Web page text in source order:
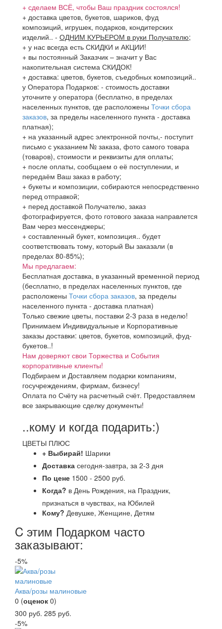
+ сделаем ВСЁ, чтобы Ваш праздник состоялся!
+ доставка цветов, букетов, шариков, фуд
композиций, игрушек, подарков, кондитерских
изделий.. - ОДНИМ КУРЬЕРОМ в руки Получателю;
+ у нас всегда есть СКИДКИ и АКЦИИ!
+ вы постоянный Заказчик – значит у Вас
накопительная система СКИДОК!
+ доставка: цветов, букетов, съедобных композиций..
у Оператора Подарков: - стоимость доставки
уточните у оператора (бесплатно, в пределах
населенных пунктов, где расположены Точки сбора
заказов, за пределы населенного пункта - доставка
платная);
+ на указанный адрес электронной почты,- поступит
письмо с указанием № заказа, фото самого товара
(товаров), стоимости и реквизиты для оплаты;
+ после оплаты, сообщаем о её поступлении, и
передаём Ваш заказ в работу;
+ букеты и композиции, собираются непосредственно
перед отправкой;
+ перед доставкой Получателю, заказ
фотографируется, фото готового заказа направлется
Вам через мессенджеры;
+ составленный букет, композиция.. будет
соответствовать тому, который Вы заказали (в
пределах 80-85%);
Мы предлагаем:
Бесплатная доставка, в указанный временной период
(бесплатно, в пределах населенных пунктов, где
расположены Точки сбора заказов, за пределы
населенного пункта - доставка платная)
Только свежие цветы, поставки 2-3 раза в неделю!
Принимаем Индивидуальные и Корпоративные
заказы доставки: цветов, букетов, композиций, фуд-
букетов..!
Нам доверяют свои Торжества и События
корпоративные клиенты!
Подбираем и Доставляем подарки компаниям,
госучреждениям, фирмам, бизнесу!
Оплата по Счёту на расчетный счёт. Предоставляем
все закрывающие сделку документы!
..кому и когда подарить:)
ЦВЕТЫ ПЛЮС
+ Выбирай! Шарики
Доставка сегодня-завтра, за 2-3 дня
По цене 1500 - 2500 руб.
Когда? в День Рождения, на Праздник,
признаться в чувствах, на Юбилей
Кому? Девушке, Женщине, Детям
C этим Подарком часто
заказывают:
-5%
Аква/розы малиновые
0 (оценок 0)
300 руб. 285 руб.
-5%